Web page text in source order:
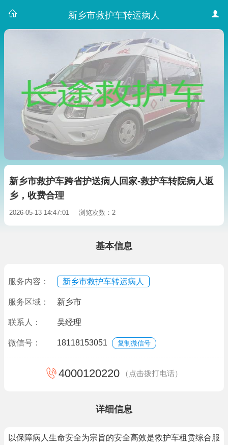
新乡市救护车转运病人
新乡市救护车跨省护送病人回家-救护车转院病人返
乡，收费合理
2026-05-13 14:47:01 浏览次数：2
基本信息
服务内容： 新乡市救护车转运病人
服务区域： 新乡市
联系人： 吴经理
微信号： 18118153051 复制微信号
4000120220 （点击拨打电话）
详细信息
以保障病人生命安全为宗旨的安全高效是救护车租赁综合服